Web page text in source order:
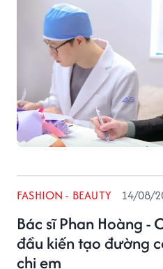
nghệ hút mỡ Body Jet,
mang đến cho khách hàng
định mình là địa chỉ uy tín
Bác sĩ Phan Hoàng -
đầu kiến tạo đường
chị em
FASHION - BEAUTY 14/08/